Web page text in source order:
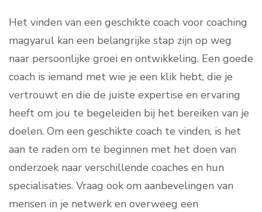
Het vinden van een geschikte coach voor coaching
magyarul kan een belangrijke stap zijn op weg
naar persoonlijke groei en ontwikkeling. Een goede
coach is iemand met wie je een klik hebt, die je
vertrouwt en die de juiste expertise en ervaring
heeft om jou te begeleiden bij het bereiken van je
doelen. Om een geschikte coach te vinden, is het
aan te raden om te beginnen met het doen van
onderzoek naar verschillende coaches en hun
specialisaties. Vraag ook om aanbevelingen van
mensen in je netwerk en overweeg een